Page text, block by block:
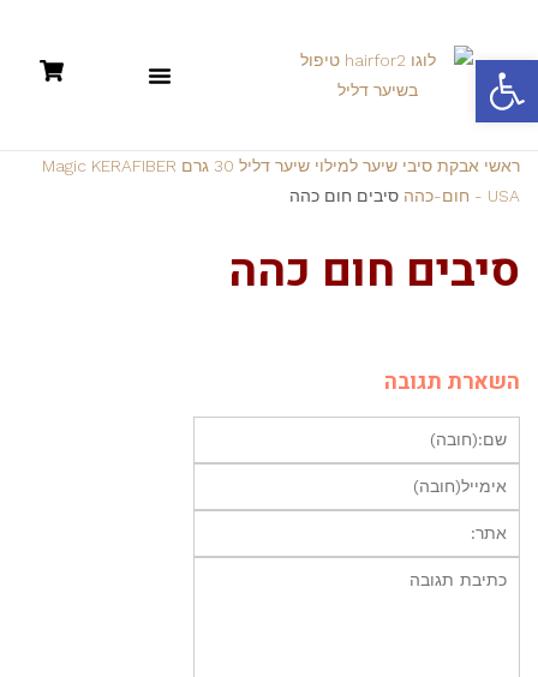
ראשי
אבקת סיבי שיער למילוי שיער דליל 30 גרם Magic KERAFIBER
USA - חום-כהה
סיבים חום כהה
סיבים חום כהה
השארת תגובה
פתח סרגל נגישות